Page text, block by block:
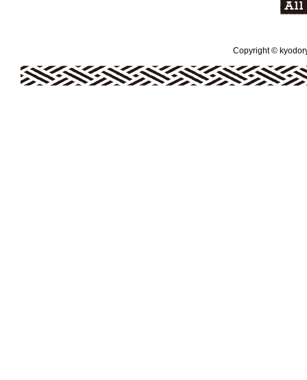
Copyright ©